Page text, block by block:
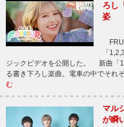
ろし
姿
「
ジックビデオを公開した。 新曲「
る書き下ろし楽曲。電車の中でそれ
む
マル
が瞬